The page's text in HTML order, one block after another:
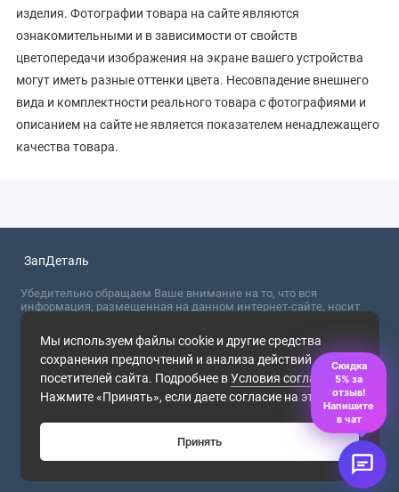
изделия. Фотографии товара на сайте являются
ознакомительными и в зависимости от свойств
цветопередачи изображения на экране вашего устройства
могут иметь разные оттенки цвета. Несовпадение внешнего
вида и комплектности реального товара с фотографиями и
описанием на сайте не является показателем ненадлежащего
качества товара.
Мы используем файлы cookie и другие средства
сохранения предпочтений и анализа действий
посетителей сайта. Подробнее вУсловия соглашения.
Нажмите «Принять», если даете согласие на это.
Принять
ЗапДеталь
Убедительно обращаем Ваше внимание на то, что вся
информация, размещенная на данном интернет-сайте, носит
сугубо информационный характер и не являются публичной
офертой, определяемой положениями Статьи 437 (2) ГК РФ. Для
получения точной информации о стоимости товаров,
пожалуйста, обращайтесь в ближайший офис продаж.
2026
Скидка
5% за
отзыв!
Напишите
в чат